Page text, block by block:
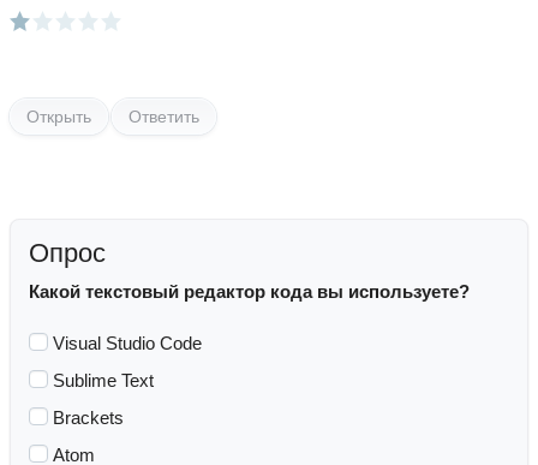
Открыть Ответить
Опрос
Какой текстовый редактор кода вы используете?
Visual Studio Code
Sublime Text
Brackets
Atom